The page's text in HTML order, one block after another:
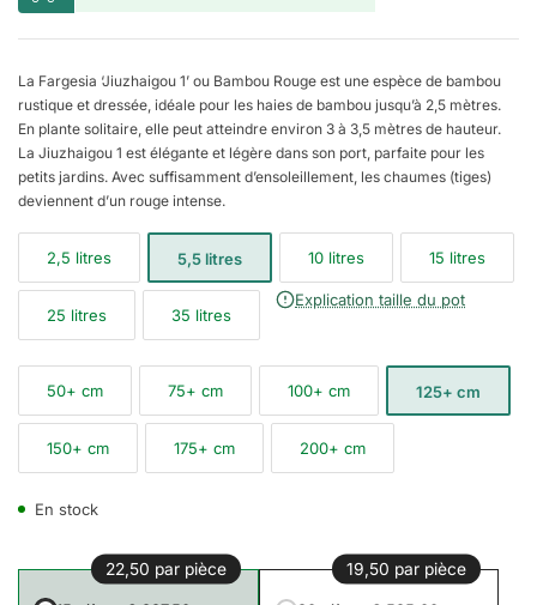
La Fargesia ‘Jiuzhaigou 1’ ou Bambou Rouge est une espèce de bambou
rustique et dressée, idéale pour les haies de bambou jusqu’à 2,5 mètres.
En plante solitaire, elle peut atteindre environ 3 à 3,5 mètres de hauteur.
La Jiuzhaigou 1 est élégante et légère dans son port, parfaite pour les
petits jardins. Avec suffisamment d’ensoleillement, les chaumes (tiges)
deviennent d’un rouge intense.
2,5 litres 5,5 litres 10 litres 15 litres
25 litres 35 litres
Explication taille du pot
50+ cm 75+ cm 100+ cm 125+ cm
150+ cm 175+ cm 200+ cm
En stock
22,50 par pièce 19,50 par pièce